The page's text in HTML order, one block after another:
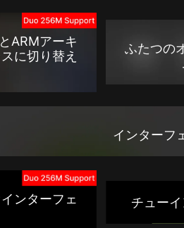
ARMアーキ
に切り替え
ふたつの
インターフ
ンターフェ
チュー